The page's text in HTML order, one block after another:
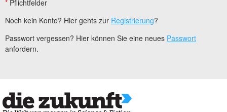
* Pflichtfelder
Noch kein Konto? Hier gehts zur Registrierung?
Passwort vergessen? Hier können Sie eine neues Passwort
anfordern.